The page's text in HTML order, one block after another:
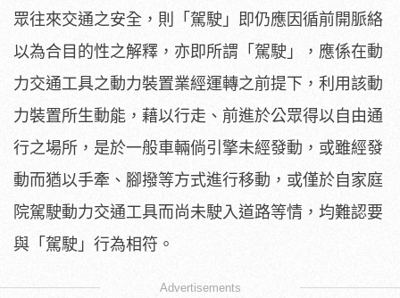
眾往來交通之安全，則「駕駛」即仍應因循前開脈絡
以為合目的性之解釋，亦即所謂「駕駛」，應係在動
力交通工具之動力裝置業經運轉之前提下，利用該動
力裝置所生動能，藉以行走、前進於公眾得以自由通
行之場所，是於一般車輛倘引擎未經發動，或雖經發
動而猶以手牽、腳撥等方式進行移動，或僅於自家庭
院駕駛動力交通工具而尚未駛入道路等情，均難認要
與「駕駛」行為相符。
Advertisements